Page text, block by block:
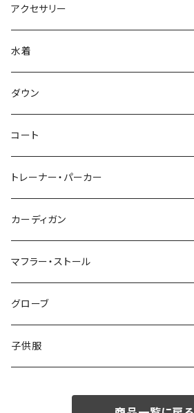
アクセサリー
水着
～44/S
46/M
48/L
50/XL～
ダウン
～44/S
46/M
48/L
50/XL～
コート
～44/S
46/M
48/L
50/XL～
トレーナー・パーカー
～44/S
46/M
48/L
50/XL～
カーディガン
～44/S
46/M
48/L
マフラー・ストール
グローブ
子供服